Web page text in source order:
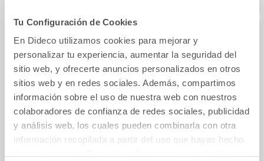
Tu Configuración de Cookies
En Dideco utilizamos cookies para mejorar y
personalizar tu experiencia, aumentar la seguridad del
sitio web, y ofrecerte anuncios personalizados en otros
sitios web y en redes sociales. Además, compartimos
información sobre el uso de nuestra web con nuestros
colaboradores de confianza de redes sociales, publicidad
y análisis web, los cuales pueden combinarla con otra
información recopilada a partir del uso que hayas hecho
Lo frágil y lo eterno
12,95€
Comprar
Destroza este
diario. A lo grande
- Rosa flúor
14,94€
Comprar